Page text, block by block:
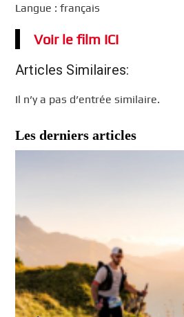
Langue : français
Voir le film ICI
Articles Similaires:
Il n’y a pas d’entrée similaire.
Les derniers articles